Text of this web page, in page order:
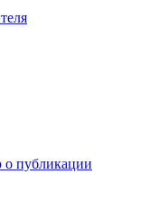
о публикации